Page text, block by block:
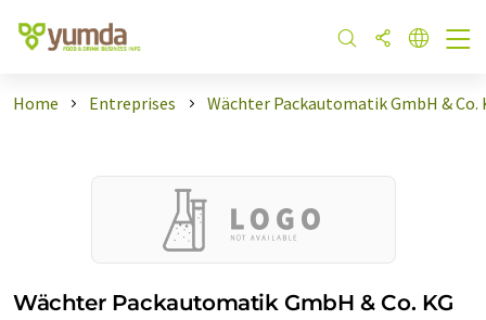
Home Entreprises Wächter Packautomatik GmbH & Co.
Wächter Packautomatik GmbH & Co. KG